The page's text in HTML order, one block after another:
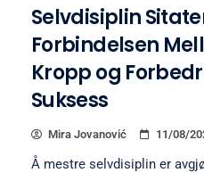
Selvdisiplin
Forbindelsen
Kropp og
Suksess
Mira Jovanović 11/08/
Å mestre selvdisiplin er